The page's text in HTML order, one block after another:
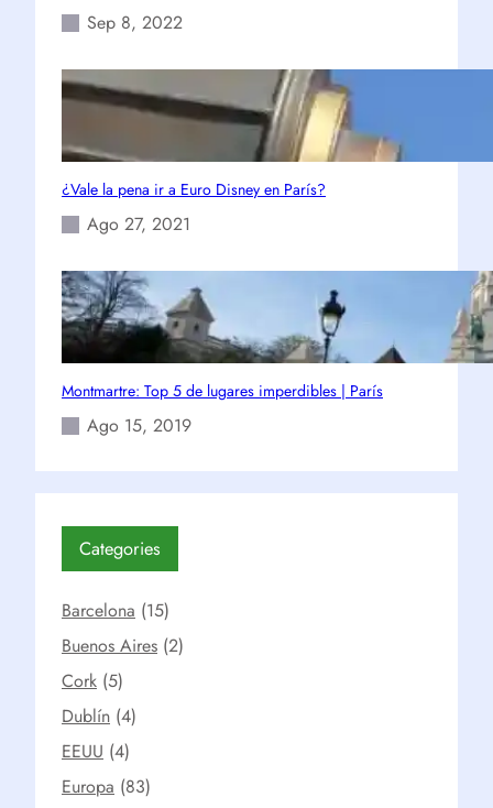
Sep 8, 2022
¿Vale la pena ir a Euro Disney en París?
Ago 27, 2021
Montmartre: Top 5 de lugares imperdibles | París
Ago 15, 2019
Categories
Barcelona (15)
Buenos Aires (2)
Cork (5)
Dublín (4)
EEUU (4)
Europa (83)